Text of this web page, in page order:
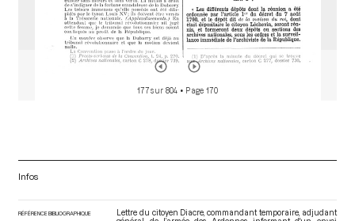
177 sur 804 • Page 170
Infos
RÉFÉRENCE BIBLIOGRAPHIQUE
Lettre du citoyen Diacre, commandant temporaire, adjudant